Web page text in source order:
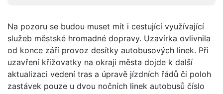
Na pozoru se budou muset mít i cestující využívající
služeb městské hromadné dopravy. Uzavírka ovlivnila
od konce září provoz desítky autobusových linek. Při
uzavření křižovatky na okraji města dojde k další
aktualizaci vedení tras a úpravě jízdních řádů či poloh
zastávek pouze u dvou nočních linek autobusů číslo